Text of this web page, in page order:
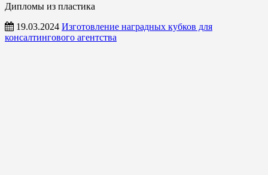
Дипломы из пластика
19.03.2024 Изготовление наградных кубков для
консалтингового агентства